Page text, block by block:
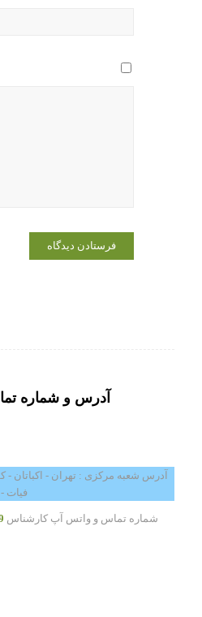
آدرس و شماره
آدرس شعبه مرکزی : تهران - اکباتان -
فیات - برج آبی
شماره تماس و واتس آپ کارشناس